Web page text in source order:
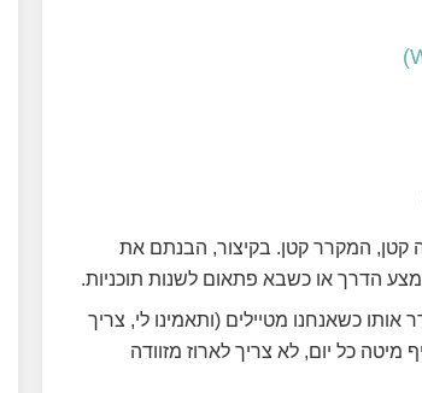
קטן, המקרר קטן. בקיצור, הבנתם את
הדרך או כשבא פתאום לשנות תוכניות.
כשאנחנו מטיילים (ותאמינו לי, צריך
מיטה כל יום, לא צריך לארוז מזוודה